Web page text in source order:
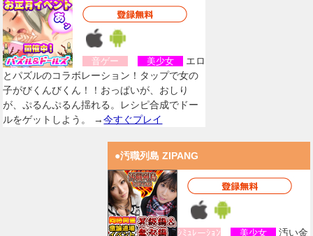
音ゲー 美少女
エロ
とパズルのコラボレーション！タップで女の
子がびくんびくん！！おっぱいが、おしり
が、ぷるんぷるん揺れる。レシピ合成でドー
ルをゲットしよう。 →今すぐプレイ
●汚職列島 ZIPANG
ｼﾐｭﾚーｼｮﾝ 美少女
汚い金